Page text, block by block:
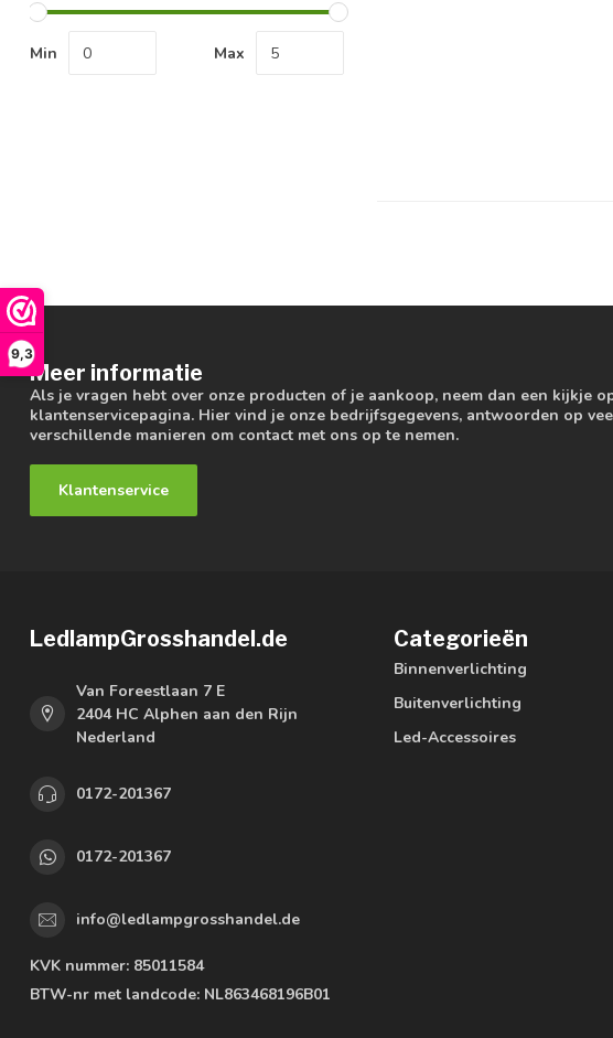
9,3
Min Max
Meer informatie
Als je vragen hebt over onze producten of je aankoop, neem dan een kijkje
klantenservicepagina. Hier vind je onze bedrijfsgegevens, antwoorden op
verschillende manieren om contact met ons op te nemen.
Klantenservice
LedlampGrosshandel.de
Van Foreestlaan 7 E
2404 HC Alphen aan den Rijn
Nederland
0172-201367
0172-201367
info@ledlampgrosshandel.de
KVK nummer: 85011584
BTW-nr met landcode: NL863468196B01
Categorieën
Binnenverlichting
Buitenverlichting
Led-Accessoires